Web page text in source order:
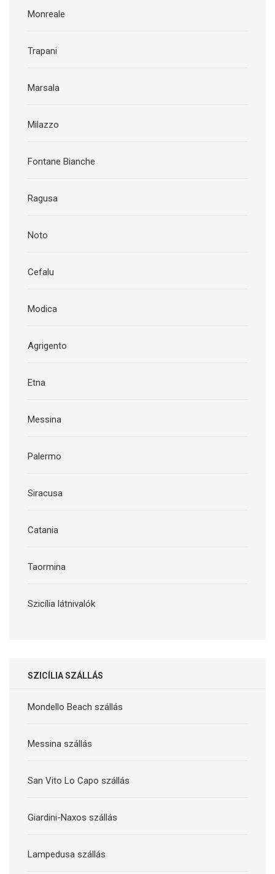
Monreale
Trapani
Marsala
Milazzo
Fontane Bianche
Ragusa
Noto
Cefalu
Modica
Agrigento
Etna
Messina
Palermo
Siracusa
Catania
Taormina
Szicília látnivalók
SZICÍLIA SZÁLLÁS
Mondello Beach szállás
Messina szállás
San Vito Lo Capo szállás
Giardini-Naxos szállás
Lampedusa szállás